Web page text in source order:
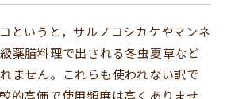
というと，サルノコシカケやマンネ
薬膳料理で出される冬虫夏草など
ません。これらも使われない訳で
的高価で使用頻度は高くありませ